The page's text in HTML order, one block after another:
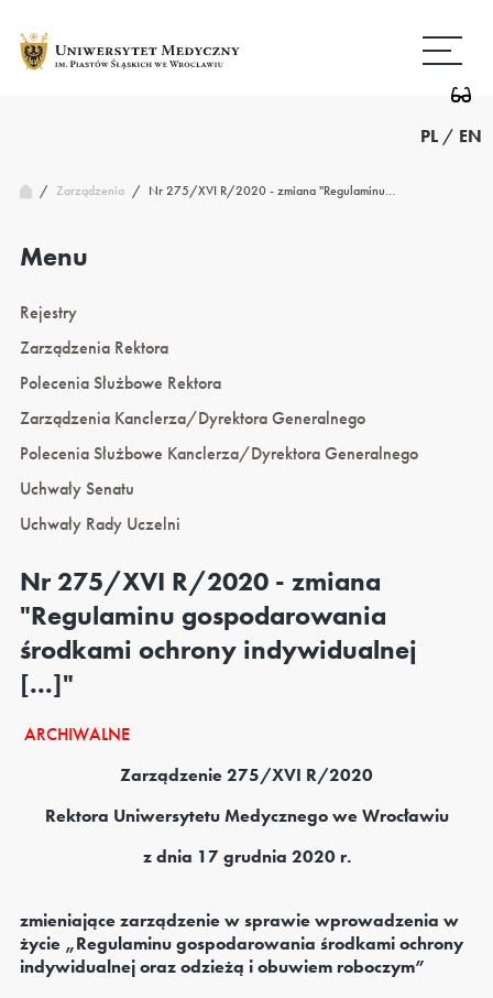
treści
strony
PL / EN
/ Zarządzenia / Nr 275/XVI R/2020 - zmiana "Regulaminu…
Menu
Rejestry
Zarządzenia Rektora
Polecenia Służbowe Rektora
Zarządzenia Kanclerza/Dyrektora Generalnego
Polecenia Służbowe Kanclerza/Dyrektora Generalnego
Uchwały Senatu
Uchwały Rady Uczelni
Nr 275/XVI R/2020 - zmiana
"Regulaminu gospodarowania
środkami ochrony indywidualnej
[...]"
ARCHIWALNE
Zarządzenie 275/XVI R/2020
Rektora Uniwersytetu Medycznego we Wrocławiu
z dnia 17 grudnia 2020 r.
zmieniające zarządzenie w sprawie wprowadzenia w
życie „Regulaminu gospodarowania środkami ochrony
indywidualnej oraz odzieżą i obuwiem roboczym”